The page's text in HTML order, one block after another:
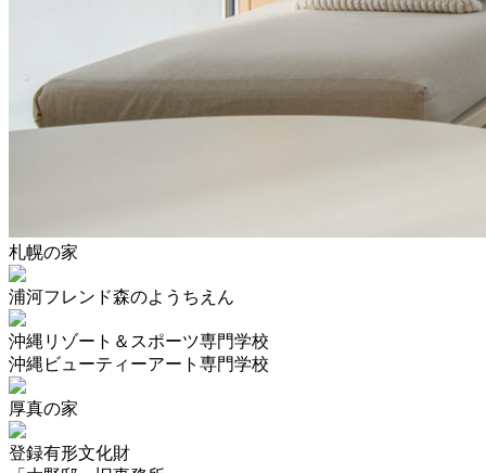
札幌の家
浦河フレンド森のようちえん
沖縄リゾート＆スポーツ専門学校
沖縄ビューティーアート専門学校
厚真の家
登録有形文化財